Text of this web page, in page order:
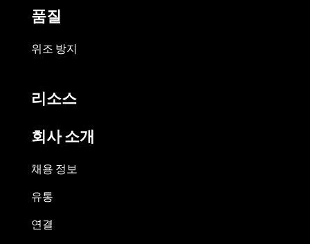
품질
위조 방지
리소스
회사 소개
채용 정보
유통
연결